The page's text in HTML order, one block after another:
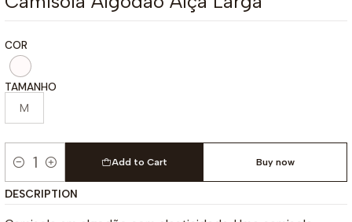
COR
TAMANHO
M
Quantity
Add to Cart Buy now
DESCRIPTION